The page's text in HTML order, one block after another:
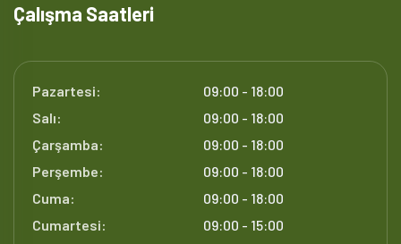
Çalışma Saatleri
Pazartesi:
09:00 - 18:00
Salı:
09:00 - 18:00
Çarşamba:
09:00 - 18:00
Perşembe:
09:00 - 18:00
Cuma:
09:00 - 18:00
Cumartesi:
09:00 - 15:00